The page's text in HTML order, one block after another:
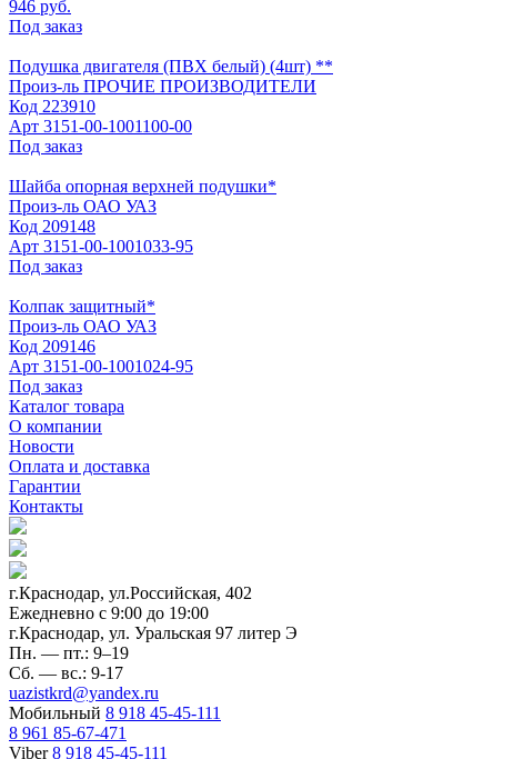
946 руб.
Под заказ
Подушка двигателя (ПВХ белый) (4шт) **
Произ-ль ПРОЧИЕ ПРОИЗВОДИТЕЛИ
Код 223910
Арт 3151-00-1001100-00
Под заказ
Шайба опорная верхней подушки*
Произ-ль ОАО УАЗ
Код 209148
Арт 3151-00-1001033-95
Под заказ
Колпак защитный*
Произ-ль ОАО УАЗ
Код 209146
Арт 3151-00-1001024-95
Под заказ
Каталог товара
О компании
Новости
Оплата и доставка
Гарантии
Контакты
г.Краснодар, ул.Российская, 402
Ежедневно c 9:00 до 19:00
г.Краснодар, ул. Уральская 97 литер Э
Пн. — пт.: 9–19
Сб. — вс.: 9-17
uazistkrd@yandex.ru
Мобильный 8 918 45-45-111
8 961 85-67-471
Viber8 918 45-45-111